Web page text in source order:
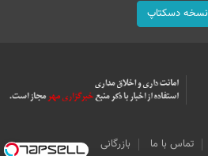
نسخه دسکتاپ
تماس با ما بازرگانی